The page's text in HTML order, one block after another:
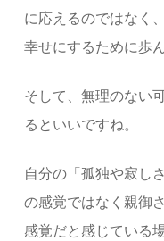
に応えるのではなく
幸せにするために歩
そして、無理のない
るといいですね。
自分の「孤独や寂し
の感覚ではなく親御
感覚だと感じている